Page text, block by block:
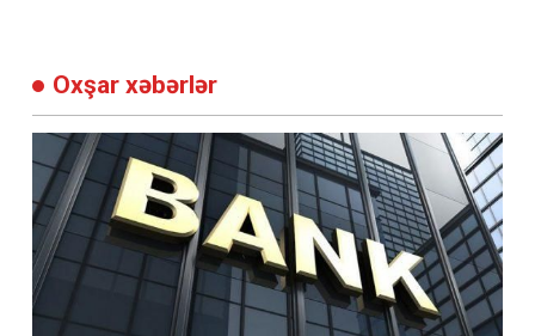
Oxşar xəbərlər